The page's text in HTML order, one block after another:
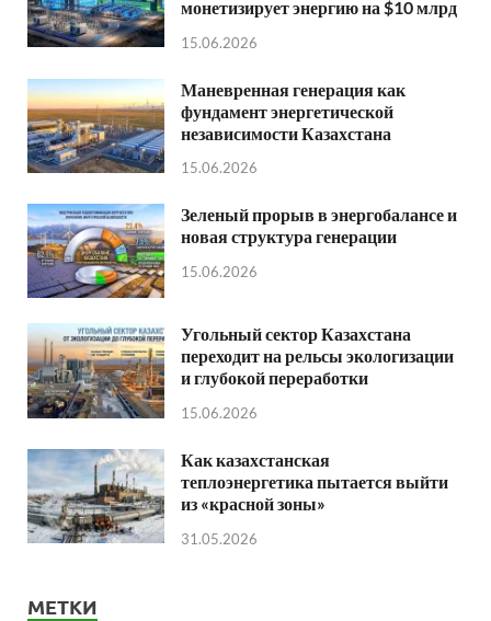
монетизирует энергию на $10 млрд
15.06.2026
Маневренная генерация как
фундамент энергетической
независимости Казахстана
15.06.2026
Зеленый прорыв в энергобалансе и
новая структура генерации
15.06.2026
Угольный сектор Казахстана
переходит на рельсы экологизации
и глубокой переработки
15.06.2026
Как казахстанская
теплоэнергетика пытается выйти
из «красной зоны»
31.05.2026
МЕТКИ